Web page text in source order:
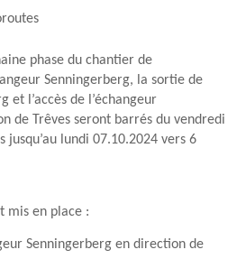
phase du chantier de
Senningerberg, la sortie de
et l’accès de l’échangeur
de Trêves seront barrés du vendredi
jusqu’au lundi 07.10.2024 vers 6
mis en place :
Senningerberg en direction de